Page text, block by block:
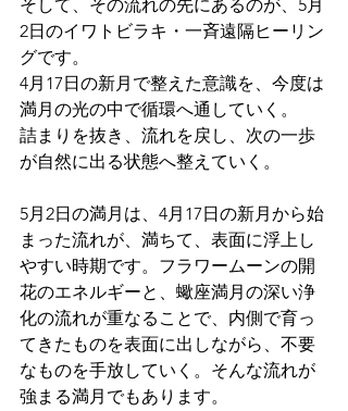
そして、その流れの先にあるのが、5月
2日のイワトビラキ・一斉遠隔ヒーリン
グです。
4月17日の新月で整えた意識を、今度は
満月の光の中で循環へ通していく。
詰まりを抜き、流れを戻し、次の一歩
が自然に出る状態へ整えていく。
5月2日の満月は、4月17日の新月から始
まった流れが、満ちて、表面に浮上し
やすい時期です。フラワームーンの開
花のエネルギーと、蠍座満月の深い浄
化の流れが重なることで、内側で育っ
てきたものを表面に出しながら、不要
なものを手放していく。そんな流れが
強まる満月でもあります。